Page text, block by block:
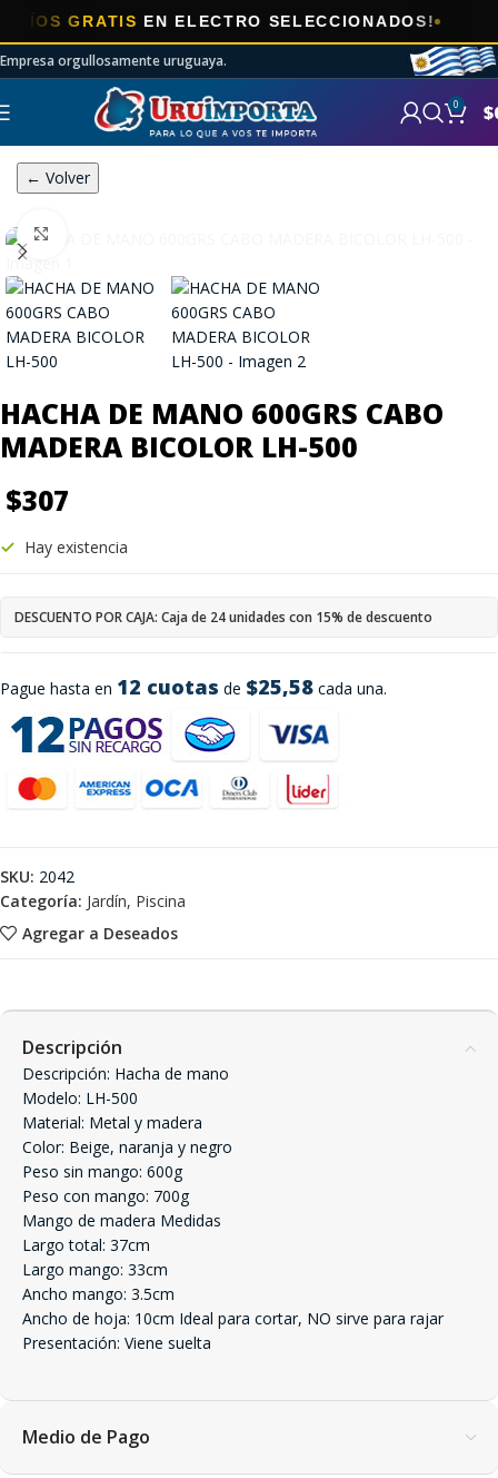
GRATISEN ELECTRO SELECCIONADOS!
Empresa orgullosamente uruguaya.
0 $
← Volver
HACHA DE MANO 600GRS CABO
MADERA BICOLOR LH-500
$307
Pague hasta en 12 cuotas de $25,58 cada una.
Hay existencia
DESCUENTO POR CAJA: Caja de 24 unidades con 15% de descuento
Agregar a Deseados
SKU: 2042
Categoría: Jardín, Piscina
Descripción
Descripción: Hacha de mano
Modelo: LH-500
Material: Metal y madera
Color: Beige, naranja y negro
Peso sin mango: 600g
Peso con mango: 700g
Mango de madera Medidas
Largo total: 37cm
Largo mango: 33cm
Ancho mango: 3.5cm
Ancho de hoja: 10cm Ideal para cortar, NO sirve para rajar
Presentación: Viene suelta
Medio de Pago